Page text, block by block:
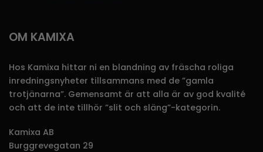
OM KAMIXA
Hos Kamixa hittar ni en blandning av fräscha roliga
inredningsnyheter tillsammans med de ”gamla
trotjänarna”. Gemensamt är att alla är av god kvalité
och att de inte tillhör ”slit och släng”-kategorin.
Kamixa AB
Burggrevegatan 29